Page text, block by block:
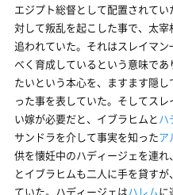
エジプト総督として配置されてい
対して叛乱を起こした事で、太宰
追われていた。それはスレイマ
べく育成しているという意味であ
たいという本心を、ますます隠
った事を表していた。そしてス
い嫁が必要だと、イブラヒムと ハ
サンドラを介して事実を知ったア
供を懐妊中のハディージェを連
とイブラヒムも二人に手を貸す
ていた。ハディージェはハレムに